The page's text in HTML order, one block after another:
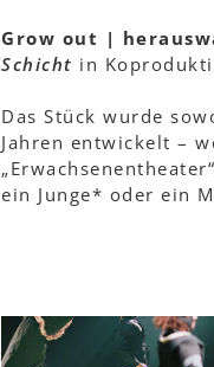
Grow out |
Schicht in
Das Stück wurde
Jahren entwickelt –
ein Junge* oder ein